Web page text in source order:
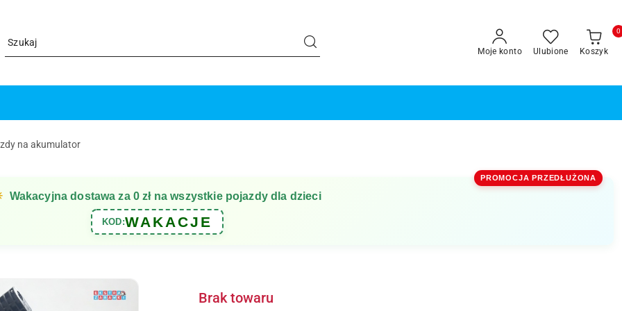
Moje konto Ulubione Koszyk
0
na akumulator
PROMOCJA PRZEDŁUŻONA
Wakacyjna dostawa za 0 zł na wszystkie pojazdy dla dzieci
KOD:WAKACJE
Brak towaru